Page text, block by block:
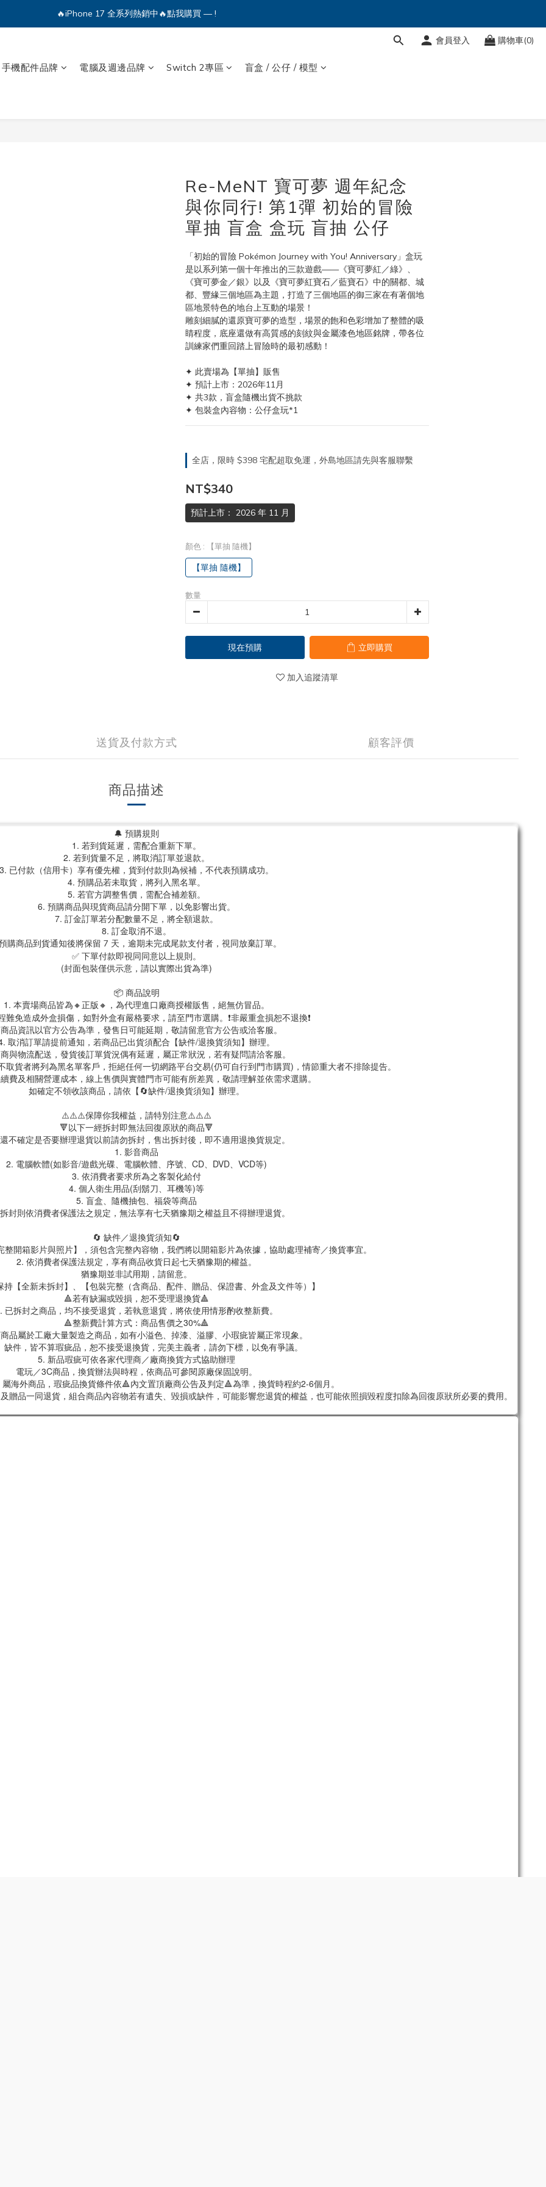
🔥iPhone 17 全系列熱銷中🔥點我購買 — !
🔥iPhone 17 全系列熱銷中🔥點我購買 — !
🔥iPhone 17 全系列熱銷中🔥點我購買 — !
會員登入 購物車(0)
手機配件品牌 電腦及週邊品牌 Switch 2專區 盲盒 / 公仔 / 模型
Re-MeNT 寶可夢 週年紀念
與你同行! 第1彈 初始的冒險
單抽 盲盒 盒玩 盲抽 公仔
「初始的冒險 Pokémon Journey with You! Anniversary」盒玩
是以系列第一個十年推出的三款遊戲——《寶可夢紅／綠》、
《寶可夢金／銀》以及《寶可夢紅寶石／藍寶石》中的關都、城
都、豐緣三個地區為主題，打造了三個地區的御三家在有著個地
區地景特色的地台上互動的場景！
雕刻細膩的還原寶可夢的造型，場景的飽和色彩增加了整體的吸
睛程度，底座還做有高質感的刻紋與金屬漆色地區銘牌，帶各位
訓練家們重回踏上冒險時的最初感動！
✦ 此賣場為【單抽】販售
✦ 預計上市：2026年11月
✦ 共3款，盲盒隨機出貨不挑款
✦ 包裝盒內容物：公仔盒玩*1
全店，限時 $398 宅配超取免運，外島地區請先與客服聯繫
NT$340
預計上市： 2026 年 11 月
顏色 : 【單抽 隨機】
【單抽 隨機】
數量
現在預購 立即購買
加入追蹤清單
送貨及付款方式 顧客評價
商品描述
🔔 預購規則
1. 若到貨延遲，需配合重新下單。
2. 若到貨量不足，將取消訂單並退款。
3. 已付款（信用卡）享有優先權，貨到付款則為候補，不代表預購成功。
4. 預購品若未取貨，將列入黑名單。
5. 若官方調整售價，需配合補差額。
6. 預購商品與現貨商品請分開下單，以免影響出貨。
7. 訂金訂單若分配數量不足，將全額退款。
8. 訂金取消不退。
購商品到貨通知後將保留 7 天，逾期未完成尾款支付者，視同放棄訂單。
✅ 下單付款即視同同意以上規則。
(封面包裝僅供示意，請以實際出貨為準)
📦 商品說明
1. 本賣場商品皆為🔸正版🔸，為代理進口廠商授權販售，絕無仿冒品。
難免造成外盒損傷，如對外盒有嚴格要求，請至門市選購。❗非嚴重盒損恕不退換❗
品資訊以官方公告為準，發售日可能延期，敬請留意官方公告或洽客服。
取消訂單請提前通知，若商品已出貨須配合【缺件/退換貨須知】辦理。
與物流配送，發貨後訂單貨況偶有延遲，屬正常狀況，若有疑問請洽客服。
貨者將列為黑名單客戶，拒絕任何一切網路平台交易(仍可自行到門市購買)，情節重大者不排除提告。
費及相關營運成本，線上售價與實體門市可能有所差異，敬請理解並依需求選購。
如確定不領收該商品，請依【🔄缺件/退換貨須知】辦理。
⚠️⚠️⚠️保障你我權益，請特別注意⚠️⚠️⚠️
🔻以下一經拆封即無法回復原狀的商品🔻
不確定是否要辦理退貨以前請勿拆封，售出拆封後，即不適用退換貨規定。
1. 影音商品
2. 電腦軟體(如影音/遊戲光碟、電腦軟體、序號、CD、DVD、VCD等)
3. 依消費者要求所為之客製化給付
4. 個人衛生用品(刮鬍刀、耳機等)等
5. 盲盒、隨機抽包、福袋等商品
封則依消費者保護法之規定，無法享有七天猶豫期之權益且不得辦理退貨。
🔄 缺件／退換貨須知🔄
開箱影片與照片】，須包含完整內容物，我們將以開箱影片為依據，協助處理補寄／換貨事宜。
2. 依消費者保護法規定，享有商品收貨日起七天猶豫期的權益。
猶豫期並非試用期，請留意。
持【全新未拆封】、【包裝完整（含商品、配件、贈品、保證書、外盒及文件等）】
🔺若有缺漏或毀損，恕不受理退換貨🔺
已拆封之商品，均不接受退貨，若執意退貨，將依使用情形酌收整新費。
🔺整新費計算方式：商品售價之30%🔺
品屬於工廠大量製造之商品，如有小溢色、掉漆、溢膠、小瑕疵皆屬正常現象。
缺件，皆不算瑕疵品，恕不接受退換貨，完美主義者，請勿下標，以免有爭議。
5. 新品瑕疵可依各家代理商／廠商換貨方式協助辦理
電玩／3C商品，換貨辦法與時程，依商品可參閱原廠保固說明。
海外商品，瑕疵品換貨條件依🔺內文置頂廠商公告及判定🔺為準，換貨時程約2-6個月。
品一同退貨，組合商品內容物若有遺失、毀損或缺件，可能影響您退貨的權益，也可能依照損毀程度扣除為回復原狀所必要的費用。